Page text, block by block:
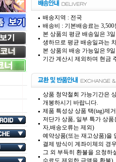
배송지역 : 전국
배송비 : 기본배송료는
본 상품의 평균 배송일은 3
생하므로 평균 배송일과는
본 상품의 배송 가능일은 9
기간 계산시 제외하며 현금
상품 청약철회 가능기간은
개봉하시기 바랍니다.
제품 특성상 상품 택(tag)제
저단가 상품, 일부 특가 상
자,배송오류는 제외)
예약상품(또는 재고상품)을
결제 방식이 계좌이체의 경
그 외 부득히 환불을 요청하
수료도 제외한 금액을 환불)